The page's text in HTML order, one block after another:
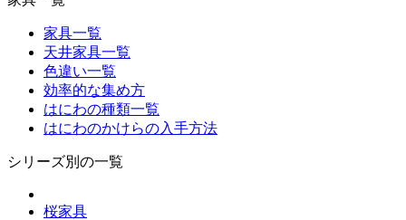
家具一覧
天井家具一覧
色違い一覧
効率的な集め方
はにわの種類一覧
はにわのかけらの入手方法
シリーズ別の一覧
桜家具